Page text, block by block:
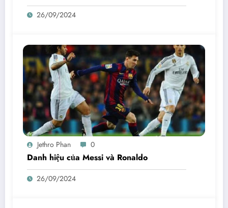
26/09/2024
Jethro Phan 0
Danh hiệu của Messi và Ronaldo
26/09/2024